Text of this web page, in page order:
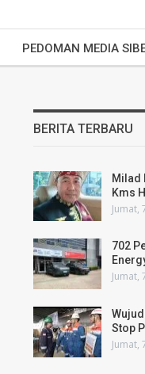
PEDOMAN MEDIA
BERITA TERBARU
Milad
Kms
Jumat,
702
Jumat,
Stop
Jumat,